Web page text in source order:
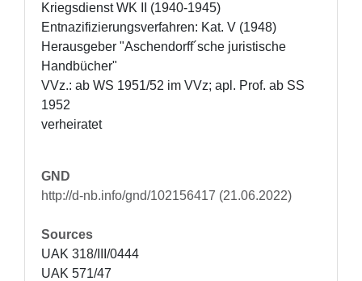
Kriegsdienst WK II (1940-1945)
Entnazifizierungsverfahren: Kat. V (1948)
Herausgeber "Aschendorff´sche juristische
Handbücher"
VVz.: ab WS 1951/52 im VVz; apl. Prof. ab SS
1952
verheiratet
GND
http://d-nb.info/gnd/102156417 (21.06.2022)
Sources
UAK 318/III/0444
UAK 571/47